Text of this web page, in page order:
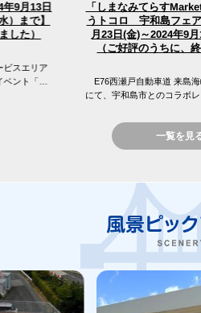
9月13日
）まで】
した）
スエリア
ント「え
「しまなみてらす
うトコロ 宇和島フェ
月23日(金)～2024年9月
（ご好評のうちに、
E76西瀬戸自動車道 来島
にて、宇和島市とのコラボ
ロ 宇和島フェア〜」を開催
一覧を見